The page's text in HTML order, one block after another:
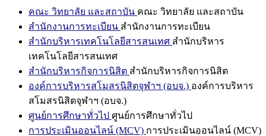
คณะ วิทยาลัย และสถาบัน คณะ วิทยาลัย และสถาบัน
สำนักงานการทะเบียน สำนักงานการทะเบียน
สำนักบริหารเทคโนโลยีสารสนเทศ สำนักบริหาร
เทคโนโลยีสารสนเทศ
สำนักบริหารกิจการนิสิต สำนักบริหารกิจการนิสิต
องค์การบริหารสโมสรนิสิตจุฬาฯ (อบจ.) องค์การบริหาร
สโมสรนิสิตจุฬาฯ (อบจ.)
ศูนย์การศึกษาทั่วไป ศูนย์การศึกษาทั่วไป
การประเมินออนไลน์ (MCV) การประเมินออนไลน์ (MCV)